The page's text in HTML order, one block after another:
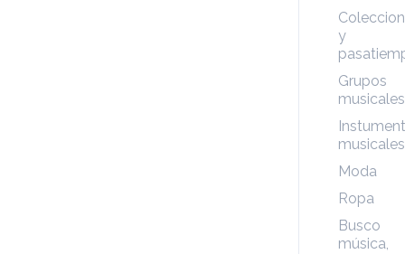
y
Grupos
musicales
musicales
Moda
Ropa
Busco
música,